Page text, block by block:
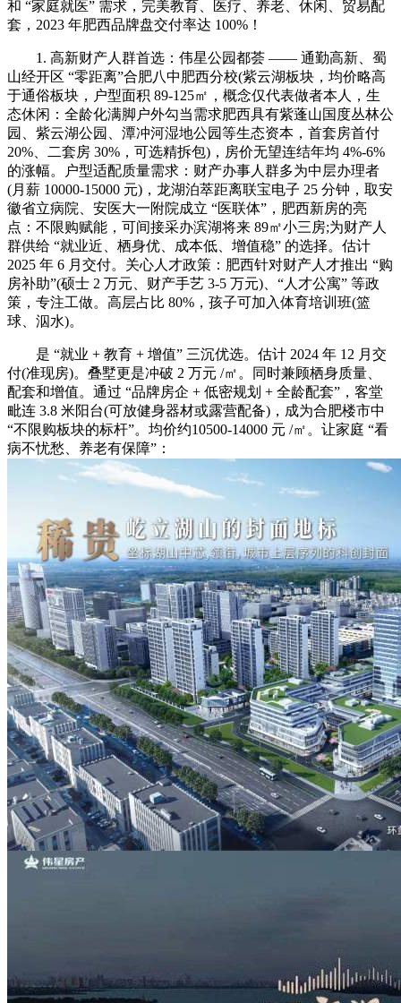
和 “家庭就医” 需求，完美教育、医疗、养老、休闲、贸易配
套，2023 年肥西品牌盘交付率达 100%！
1. 高新财产人群首选：伟星公园都荟 —— 通勤高新、蜀
山经开区 “零距离”合肥八中肥西分校(紫云湖板块，均价略高
于通俗板块，户型面积 89-125㎡，概念仅代表做者本人，生
态休闲：全龄化满脚户外勾当需求肥西具有紫蓬山国度丛林公
园、紫云湖公园、潭冲河湿地公园等生态资本，首套房首付
20%、二套房 30%，可选精拆包)，房价无望连结年均 4%-6%
的涨幅。户型适配质量需求：财产办事人群多为中层办理者
(月薪 10000-15000 元)，龙湖泊萃距离联宝电子 25 分钟，取安
徽省立病院、安医大一附院成立 “医联体”，肥西新房的亮
点：不限购赋能，可间接采办滨湖将来 89㎡小三房;为财产人
群供给 “就业近、栖身优、成本低、增值稳” 的选择。估计
2025 年 6 月交付。关心人才政策：肥西针对财产人才推出 “购
房补助”(硕士 2 万元、财产手艺 3-5 万元)、“人才公寓” 等政
策，专注工做。高层占比 80%，孩子可加入体育培训班(篮
球、泅水)。
是 “就业 + 教育 + 增值” 三沉优选。估计 2024 年 12 月交
付(准现房)。叠墅更是冲破 2 万元 /㎡。同时兼顾栖身质量、
配套和增值。通过 “品牌房企 + 低密规划 + 全龄配套”，客堂
毗连 3.8 米阳台(可放健身器材或露营配备)，成为合肥楼市中
“不限购板块的标杆”。均价约10500-14000 元 /㎡。让家庭 “看
病不忧愁、养老有保障”：